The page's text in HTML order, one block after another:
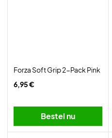
Forza Soft Grip 2-Pack Pink
6,95 €
Bestel nu